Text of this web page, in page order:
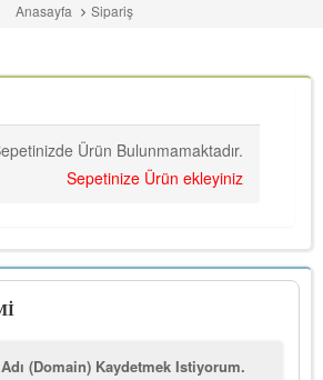
Anasayfa Sipariş
Ürün Bulunmamaktadır.
Sepetinize Ürün ekleyiniz
(Domain) Kaydetmek Istiyorum.